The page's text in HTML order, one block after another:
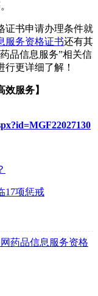
证书申请办理条件就
服务资格证书还有其
品信息服务”相关信
行更详细了解 ！
服务】
17项惩戒
药品信息服务资格